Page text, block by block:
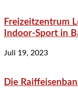
Freizeitzentrum
Indoor-Sport in
Juli 19, 2023
Die